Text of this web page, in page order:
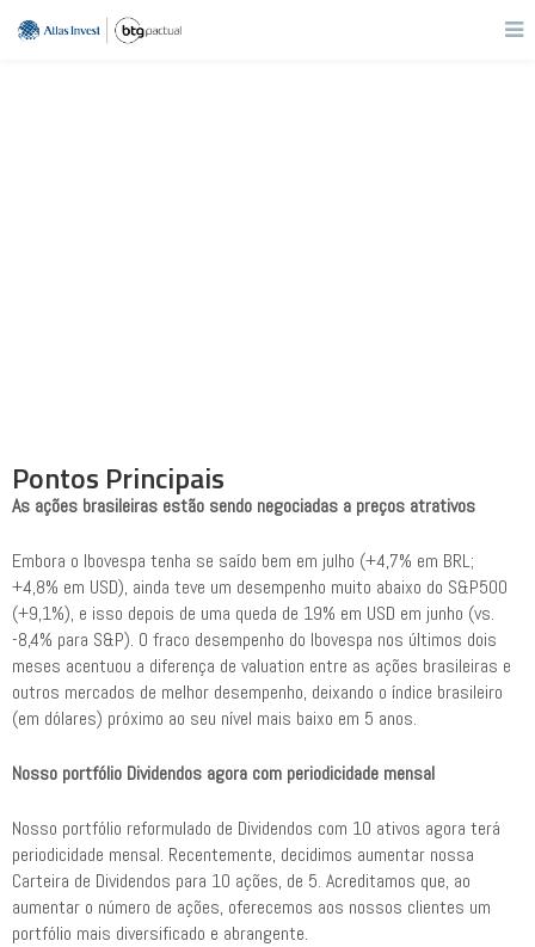
Pontos Principais
As ações brasileiras estão sendo negociadas a preços atrativos
Embora o Ibovespa tenha se saído bem em julho (+4,7% em BRL;
+4,8% em USD), ainda teve um desempenho muito abaixo do S&P500
(+9,1%), e isso depois de uma queda de 19% em USD em junho (vs.
-8,4% para S&P). O fraco desempenho do Ibovespa nos últimos dois
meses acentuou a diferença de valuation entre as ações brasileiras e
outros mercados de melhor desempenho, deixando o índice brasileiro
(em dólares) próximo ao seu nível mais baixo em 5 anos.
Nosso portfólio Dividendos agora com periodicidade mensal
Nosso portfólio reformulado de Dividendos com 10 ativos agora terá
periodicidade mensal. Recentemente, decidimos aumentar nossa
Carteira de Dividendos para 10 ações, de 5. Acreditamos que, ao
aumentar o número de ações, oferecemos aos nossos clientes um
portfólio mais diversificado e abrangente.